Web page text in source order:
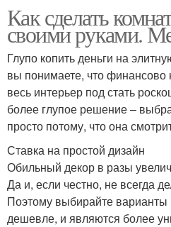
Как сделать
своими руками.
Глупо копить деньги на
вы понимаете, что финансово
весь интерьер под стать
более глупое решение –
просто потому, что она
Ставка на простой дизайн
Обильный декор в разы
Да и, если честно, не всегда
Поэтому выбирайте
дешевле, и являются более